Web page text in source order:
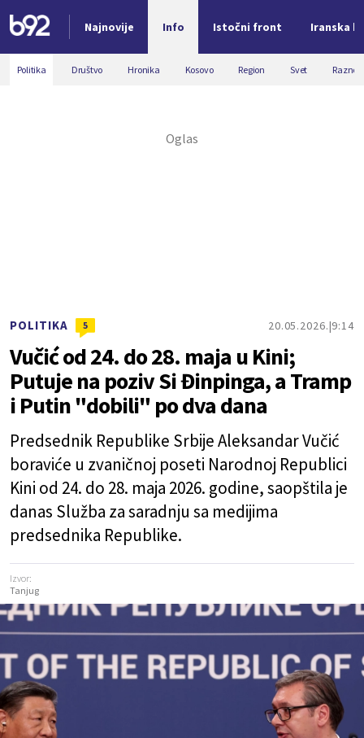
Najnovije Info Istočni front Iranska
Nova vest
Politika Društvo Hronika Kosovo Region Svet Razno
POLITIKA 5 20.05.2026. 9:14
Vučić od 24. do 28. maja u Kini;
Putuje na poziv Si Đinpinga, a Tramp
i Putin "dobili" po dva dana
Predsednik Republike Srbije Aleksandar Vučić
boraviće u zvaničnoj poseti Narodnoj Republici
Kini od 24. do 28. maja 2026. godine, saopštila je
danas Služba za saradnju sa medijima
predsednika Republike.
Izvor:
Tanjug